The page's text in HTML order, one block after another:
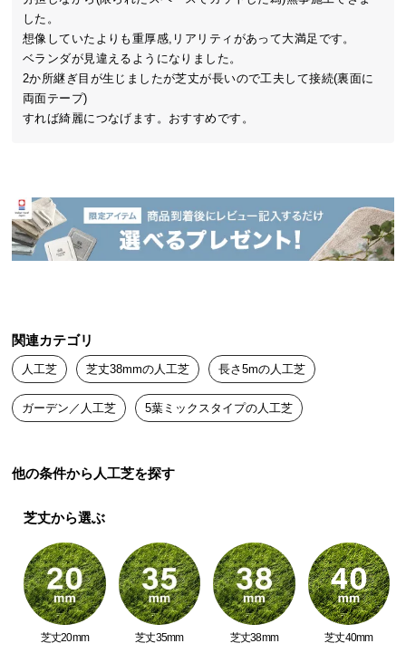
中
型
商
の
配
い
て
小
の
配
送
に
つ
て
開
設
置
サ
ー
ビ
他を圧倒するクオリティを実現!
緑豊かな芝は寝転びたくなるほど、ふっかふか。特
殊加工した5種の葉でグレードアップしたリアルな見
た目としっとりなめらかな質感は、五感で感じる気
持ちよさ。毎日の暮らしに美しい彩りと癒しを添え
天然芝のようにリアルな質感
した。
想像していたよりも重厚感,リアリティがあって大満足です。
ベランダが見違えるようになりました。
2か所継ぎ目が生じましたが芝丈が長いので工夫して接続(裏面に
両面テープ)
すれば綺麗につなげます。おすすめです。
関連カテゴリ
人工芝 芝丈38mmの人工芝 長さ5mの人工芝
ガーデン／人工芝 5葉ミックスタイプの人工芝
他の条件から人工芝を探す
芝丈から選ぶ
芝丈20mm 芝丈35mm 芝丈38mm 芝丈40mm